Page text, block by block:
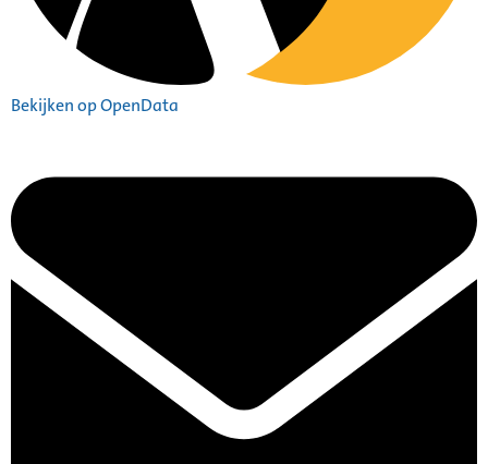
Bekijken op OpenData